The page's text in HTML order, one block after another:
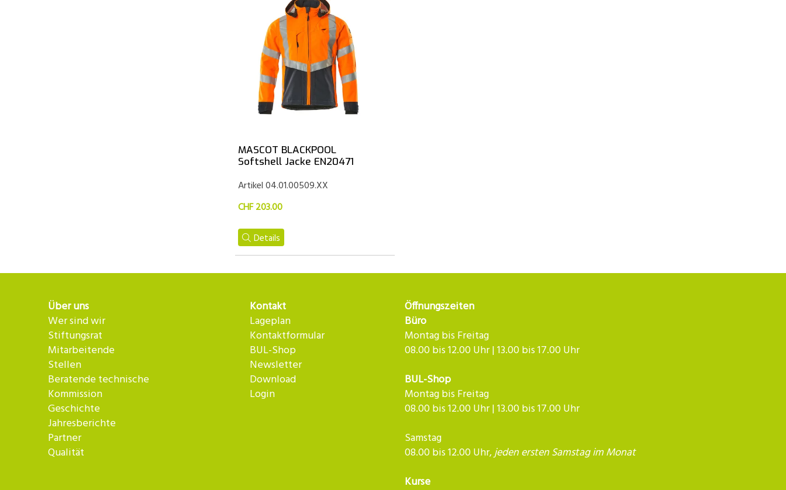
MASCOT BLACKPOOL
Softshell Jacke EN20471
Artikel 04.01.00509.XX
CHF 203.00
Details
Über uns
Wer sind wir
Stiftungsrat
Mitarbeitende
Stellen
Beratende technische
Kommission
Geschichte
Jahresberichte
Partner
Qualität
Kontakt
Lageplan
Kontaktformular
BUL-Shop
Newsletter
Download
Login
Öffnungszeiten
Büro
Montag bis Freitag
08.00 bis 12.00 Uhr | 13.00 bis 17.00 Uhr
BUL-Shop
Montag bis Freitag
08.00 bis 12.00 Uhr | 13.00 bis 17.00 Uhr
Samstag
08.00 bis 12.00 Uhr,jeden ersten Samstag im Monat
Kurse